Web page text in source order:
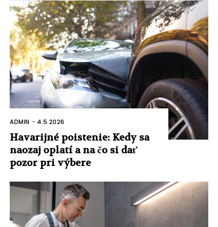
ADMIN - 4.5.2026
Havarijné poistenie: Kedy sa
naozaj oplatí a na čo si dať
pozor pri výbere